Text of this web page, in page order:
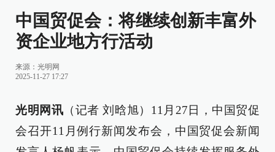
中国贸促会：将继续创新丰富外
资企业地方行活动
来源： 光明网
2025-11-27 17:27
光明网讯 （记者 刘晗旭）11月27日，中国贸促
会召开11月例行新闻发布会，中国贸促会新闻